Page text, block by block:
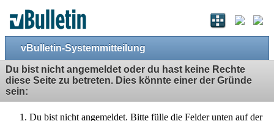
vBulletin-Systemmitteilung
Du bist nicht angemeldet oder du hast keine Rechte
diese Seite zu betreten. Dies könnte einer der Gründe
sein:
Du bist nicht angemeldet. Bitte fülle die Felder unten auf der